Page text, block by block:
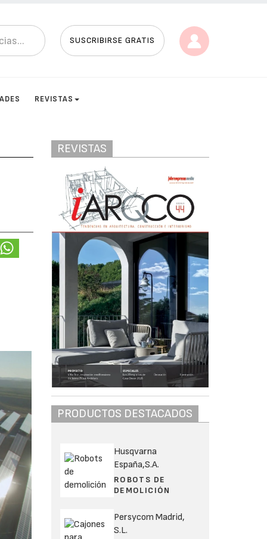
SUSCRIBIRSE GRATIS
REVISTAS
REVISTAS
PRODUCTOS DESTACADOS
Husqvarna
España,S.A.
ROBOTS DE
DEMOLICIÓN
Persycom Madrid,
S.L.